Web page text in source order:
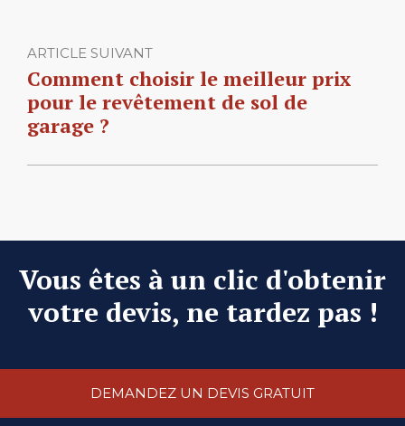
ARTICLE SUIVANT
Comment choisir le meilleur prix
pour le revêtement de sol de
garage ?
Vous êtes à un clic d'obtenir
votre devis, ne tardez pas !
DEMANDEZ UN DEVIS GRATUIT